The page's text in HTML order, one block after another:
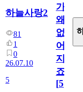
하늘사랑2
81
1
0
26.07.10
5
가
왜
없
어
지
죠.?
[5]